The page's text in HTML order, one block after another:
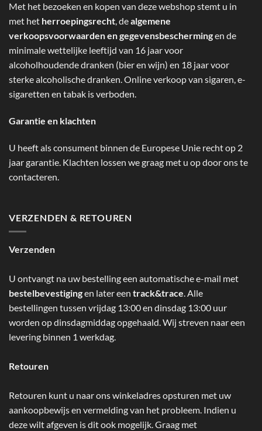
Met het bezoeken en kopen van deze webshop stemt u in
met het herroepingsrecht, dealgemene
verkoopsvoorwaarden en gegevensbeschermingen de
minimale wettelijke leeftijd van 16 jaar voor
alcoholhoudende dranken (bier en wijn) en 18 jaar voor
sterke alcoholische dranken. Online verkoop van sigaren, e-
sigaretten en tabak is verboden.
Garantie en klachten
U heeft als consument binnen de Europese Unie recht op 2
jaar garantie. Klachten lossen we graag met u op door ons te
contacteren.
VERZENDEN & RETOUREN
Verzenden
U ontvangt na uw bestelling een automatische e-mail met
bestelbevestigingen later een track&trace. Alle
bestellingen tussen vrijdag 13:00 en dinsdag 13:00 uur
worden op dinsdagmiddag opgehaald. Wij streven naar een
levering binnen 1 werkdag.
Retouren
Retouren kunt u naar ons winkeladres opsturen met uw
aankoopbewijs en vermelding van het probleem. Indien u
deze wilt afgeven is dit ook mogelijk. Graag met